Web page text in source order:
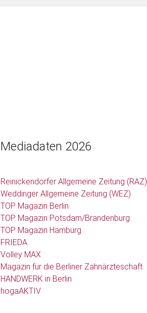
Mediadaten 2026
Reinickendorfer Allgemeine Zeitung (RAZ)
Weddinger Allgemeine Zeitung (WEZ)
TOP Magazin Berlin
TOP Magazin Potsdam/Brandenburg
TOP Magazin Hamburg
FRIEDA
Volley MAX
Magazin für die Berliner Zahnärzteschaft
HANDWERK in Berlin
hogaAKTIV